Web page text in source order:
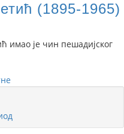
(1895-1965)
имао је чин пешадијског